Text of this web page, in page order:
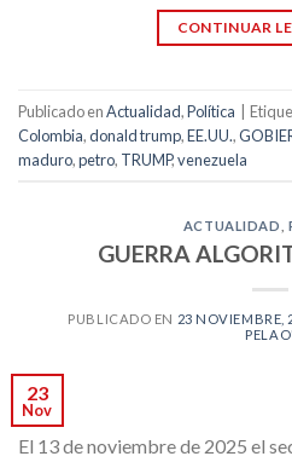
CONTINUAR
Publicado enActualidad,Política |
Colombia,donald trump,EE.UU.,
maduro,petro, TRUMP,venezuela
ACTUALIDAD
GUERRA
PUBLICADO EN 23 NOVIEMBRE,
PELAO'
23
Nov
El 13 de noviembre de 2025 el